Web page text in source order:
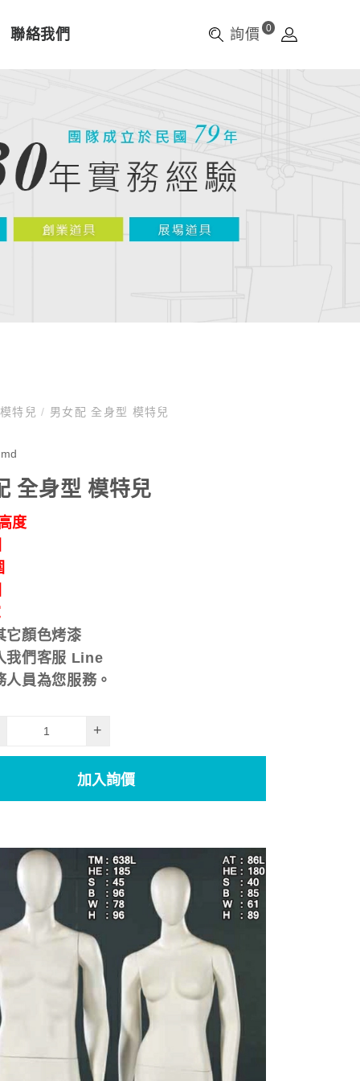
聯絡我們 詢價 0
特兒/ 男女配 全身型 模特兒
全身型 模特兒
度
它顏色烤漆
我們客服 Line
人員為您服務。
+
加入詢價